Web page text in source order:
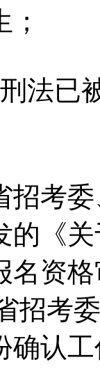
已被
考委
的《
名资
招考
确认